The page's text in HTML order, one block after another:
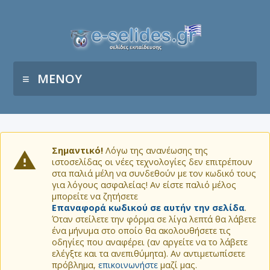
ΜΕΝΟΥ
Σημαντικό! Λόγω της ανανέωσης της
ιστοσελίδας οι νέες τεχνολογίες δεν επιτρέπουν
στα παλιά μέλη να συνδεθούν με τον κωδικό τους
για λόγους ασφαλείας! Αν είστε παλιό μέλος
μπορείτε να ζητήσετε
Επαναφορά κωδικού σε αυτήν την σελίδα.
Όταν στείλετε την φόρμα σε λίγα λεπτά θα λάβετε
ένα μήνυμα στο οποίο θα ακολουθήσετε τις
οδηγίες που αναφέρει (αν αργείτε να το λάβετε
ελέγξτε και τα ανεπιθύμητα). Αν αντιμετωπίσετε
πρόβλημα, επικοινωνήστε μαζί μας.